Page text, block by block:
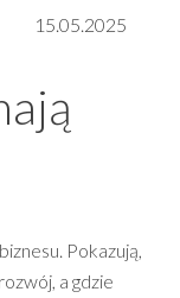
15.05.2025
Pokazują,
a gdzie